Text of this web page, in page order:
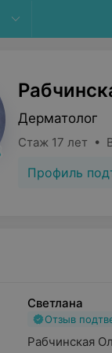
Дерматолог
Стаж 17 лет •
Профиль
Светлана
Отзыв
Рабчинская